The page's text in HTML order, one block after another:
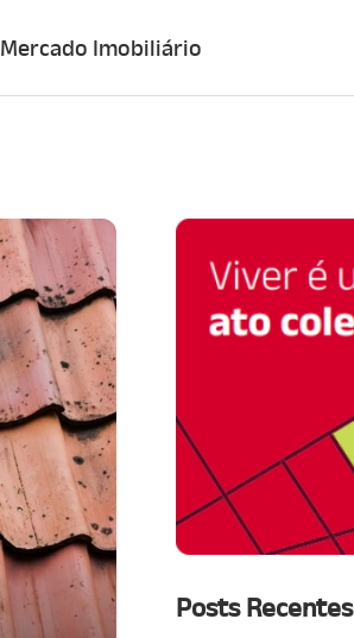
Mercado Imobiliário
Posts Recentes